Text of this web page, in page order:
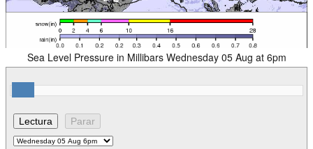
Sea Level Pressure in Millibars Wednesday 05 Aug at 6pm